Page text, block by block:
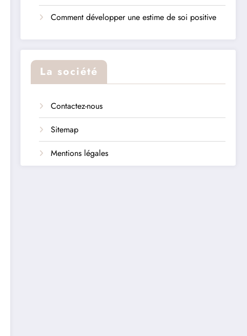
Comment développer une estime de soi positive
La société
Contactez-nous
Sitemap
Mentions légales